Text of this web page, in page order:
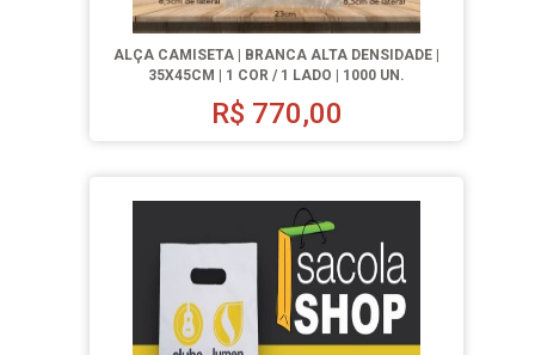
ALÇA CAMISETA | BRANCA ALTA DENSIDADE |
35X45CM | 1 COR / 1 LADO | 1000 UN.
R$ 770,00